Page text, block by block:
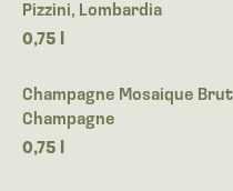
Pizzini, Lombardia
0,75 l
Champagne Mosaique
Champagne
0,75 l